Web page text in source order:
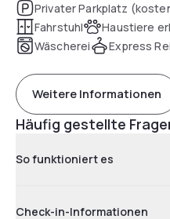
Privater Parkplatz
Fahrstuhl
Haustiere
Wäscherei
Express
Weitere Informationen
Häufig gestellte
So funktioniert es
Check-in-Informationen